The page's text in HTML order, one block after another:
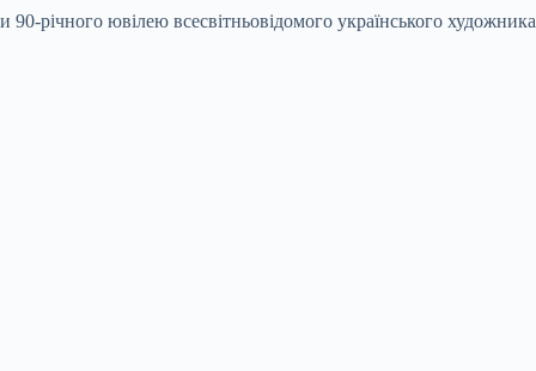
річного ювілею всесвітньовідомого українського художника